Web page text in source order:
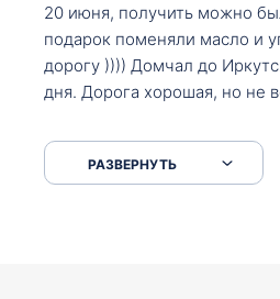
20 июня, получить можно
подарок поменяли масло и
дорогу )))) Домчал до
дня. Дорога хорошая, но не
серпантинах по пути
РАЗВЕРНУТЬ